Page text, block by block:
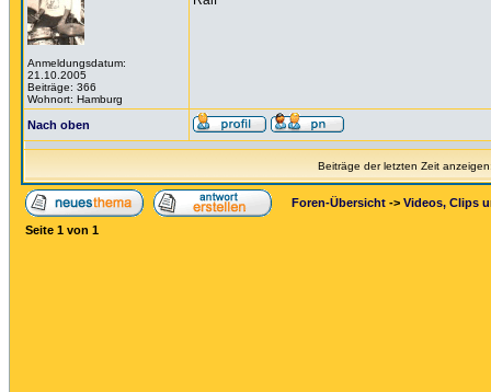
Anmeldungsdatum:
21.10.2005
Beiträge: 366
Wohnort: Hamburg
Nach oben
Beiträge der letzten Zeit
Foren-Übersicht -> Videos, Clips
Seite 1 von 1